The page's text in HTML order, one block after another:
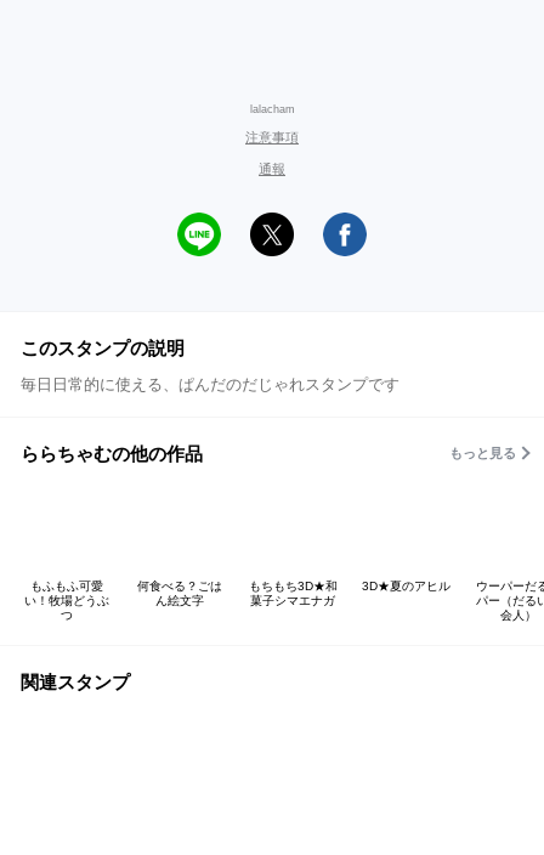
lalacham
注意事項
通報
このスタンプの説明
毎日日常的に使える、ぱんだのだじゃれスタンプです
ららちゃむの他の作品 もっと見る
もふもふ可愛
い！牧場どうぶ
つ
何食べる？ごは
ん絵文字
もちもち3D★和
菓子シマエナガ
3D★夏のアヒル
ウーパーだ
パー（だる
会人）
関連スタンプ